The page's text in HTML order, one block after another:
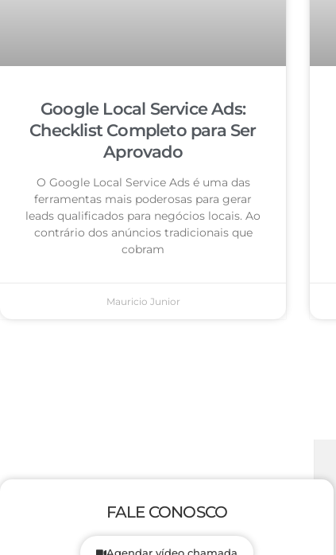
Google Local Service Ads:
Checklist Completo para Ser
Aprovado
O Google Local Service Ads é uma das
ferramentas mais poderosas para gerar
leads qualificados para negócios locais. Ao
contrário dos anúncios tradicionais que
cobram
Mauricio Junior
FALE CONOSCO